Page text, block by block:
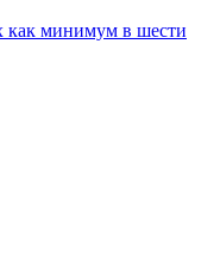
как минимум в шести